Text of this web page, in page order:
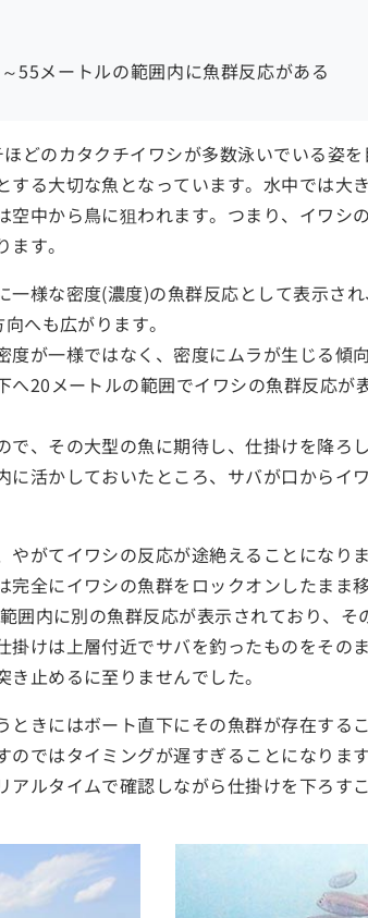
55メートルの範囲内に魚群反応がある
どのカタクチイワシが多数泳いでいる姿
る大切な魚となっています。水中では大
中から鳥に狙われます。つまり、イワシ
す。
様な密度(濃度)の魚群反応として表示さ
へも広がります。
が一様ではなく、密度にムラが生じる傾向
20メートルの範囲でイワシの魚群反応が
、その大型の魚に期待し、仕掛けを降ろ
活かしておいたところ、サバが口からイ
がてイワシの反応が途絶えることになり
全にイワシの魚群をロックオンしたまま
囲内に別の魚群反応が表示されており、
けは上層付近でサバを釣ったものをその
止めるに至りませんでした。
きにはボート直下にその魚群が存在する
ではタイミングが遅すぎることになりま
ルタイムで確認しながら仕掛けを下ろす